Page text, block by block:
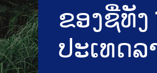
ຂອງຊື່ທັງ
ປະເທດລ